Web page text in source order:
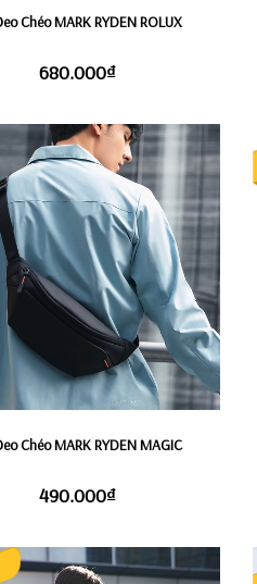
Chéo MARK RYDEN ROLUX
680.000₫
Chéo MARK RYDEN MAGIC
490.000₫